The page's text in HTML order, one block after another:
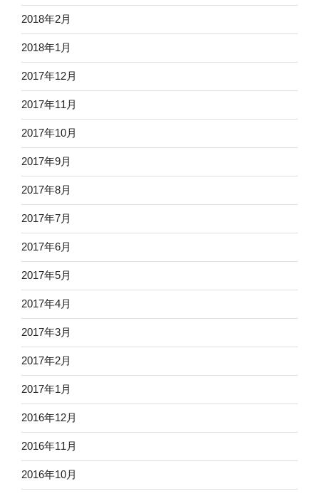
2018年2月
2018年1月
2017年12月
2017年11月
2017年10月
2017年9月
2017年8月
2017年7月
2017年6月
2017年5月
2017年4月
2017年3月
2017年2月
2017年1月
2016年12月
2016年11月
2016年10月